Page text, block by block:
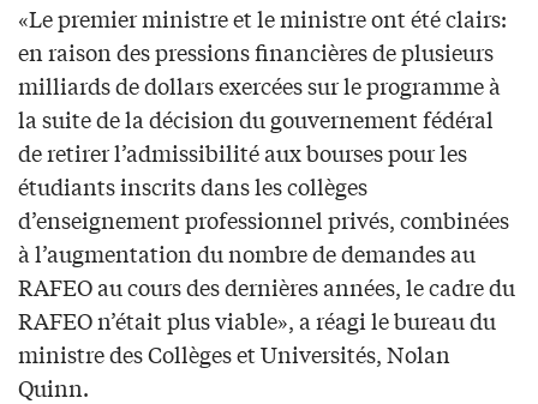
«Le premier ministre et le ministre ont été clairs:
en raison des pressions financières de plusieurs
milliards de dollars exercées sur le programme à
la suite de la décision du gouvernement fédéral
de retirer l’admissibilité aux bourses pour les
étudiants inscrits dans les collèges
d’enseignement professionnel privés, combinées
à l’augmentation du nombre de demandes au
RAFEO au cours des dernières années, le cadre du
RAFEO n’était plus viable», a réagi le bureau du
ministre des Collèges et Universités, Nolan
Quinn.